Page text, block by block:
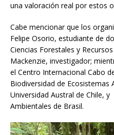
una valoración real por estos
Cabe mencionar que los
Felipe Osorio, estudiante de
Ciencias Forestales y
Mackenzie, investigador;
el Centro Internacional Cabo
Biodiversidad de Ecosistemas
Universidad Austral de Chile,
Ambientales de Brasil.